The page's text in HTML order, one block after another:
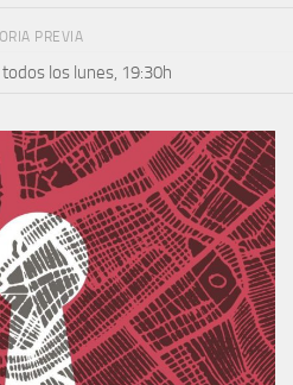
PREVIA
los lunes, 19:30h